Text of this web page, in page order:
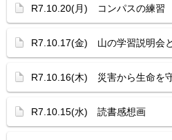
R7.10.20(月) コンパスの練習
R7.10.17(金) 山の学習説明会
R7.10.16(木) 災害から生命を
R7.10.15(水) 読書感想画